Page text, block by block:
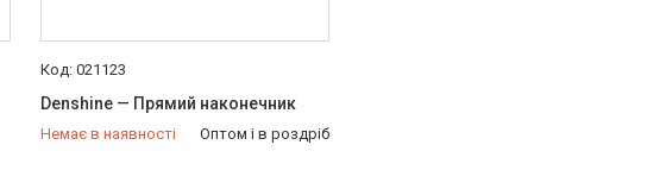
021123
Denshine — Прямий наконечник
Немає в наявності Оптом і в роздріб